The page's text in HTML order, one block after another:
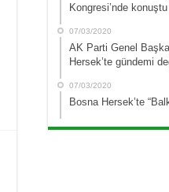
Kongresi’nde konuştu
07/03/2020
AK Parti Genel
Hersek’te gündemi
07/03/2020
Bosna Hersek’te